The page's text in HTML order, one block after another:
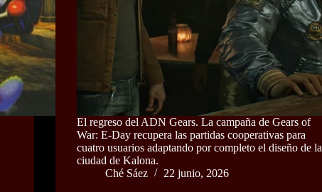
El regreso del ADN Gears. La campaña de Gears of
War: E-Day recupera las partidas cooperativas para
cuatro usuarios adaptando por completo el diseño de la
ciudad de Kalona.
Ché Sáez
22 junio, 2026